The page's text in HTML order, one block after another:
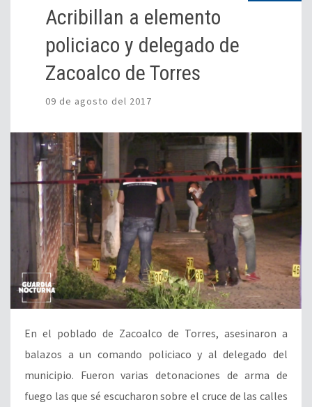
Acribillan a elemento
policiaco y delegado de
Zacoalco de Torres
09 de agosto del 2017
En el poblado de Zacoalco de Torres, asesinaron a
balazos a un comando policiaco y al delegado del
municipio. Fueron varias detonaciones de arma de
fuego las que sé escucharon sobre el cruce de las calles